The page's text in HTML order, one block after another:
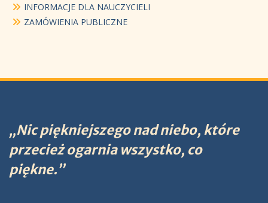
INFORMACJE DLA NAUCZYCIELI
ZAMÓWIENIA PUBLICZNE
„Nic piękniejszego nad niebo, które
przecież ogarnia wszystko, co
piękne.”